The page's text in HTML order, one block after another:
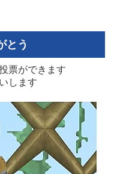
とう
票ができます
します